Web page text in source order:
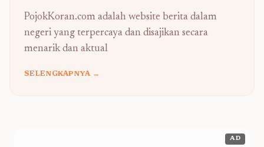
PojokKoran.com adalah website berita dalam
negeri yang terpercaya dan disajikan secara
menarik dan aktual
SELENGKAPNYA →
AD